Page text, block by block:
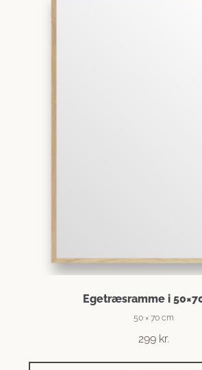
Egetræsramme i
50 × 70 cm
299 kr.